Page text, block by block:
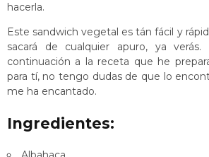
hacerla.
Este sandwich vegetal es tán fácil y
sacará de cualquier apuro, ya
continuación a la receta que he
para tí, no tengo dudas de que lo
me ha encantado.
Ingredientes: